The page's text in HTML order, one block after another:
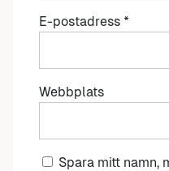
E-postadress *
Webbplats
Spara mitt namn,